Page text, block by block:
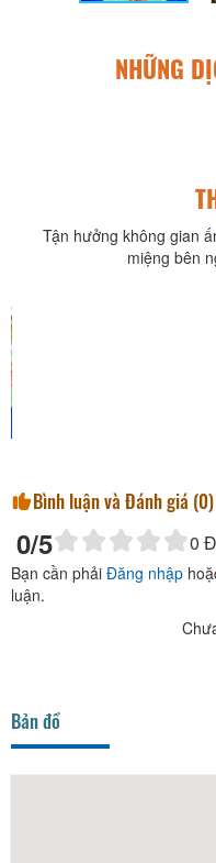
NHỮNG
Tận hưởng không gian
miệng bên
Bình luận và Đánh giá (0)
0/5 0
Bạn cần phải Đăng nhập
luận.
Bản đồ